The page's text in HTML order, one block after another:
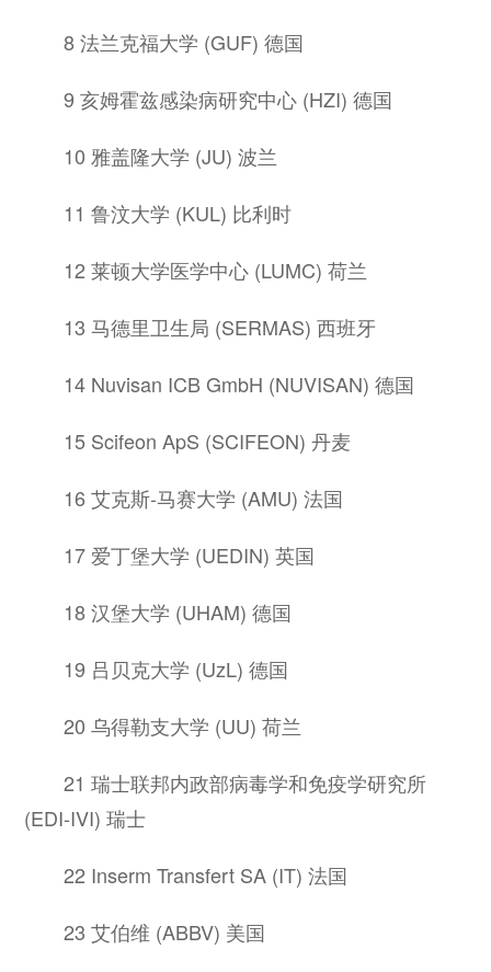
8 法兰克福大学 (GUF) 德国
9 亥姆霍兹感染病研究中心 (HZI) 德国
10 雅盖隆大学 (JU) 波兰
11 鲁汶大学 (KUL) 比利时
12 莱顿大学医学中心 (LUMC) 荷兰
13 马德里卫生局 (SERMAS) 西班牙
14 Nuvisan ICB GmbH (NUVISAN) 德国
15 Scifeon ApS (SCIFEON) 丹麦
16 艾克斯-马赛大学 (AMU) 法国
17 爱丁堡大学 (UEDIN) 英国
18 汉堡大学 (UHAM) 德国
19 吕贝克大学 (UzL) 德国
20 乌得勒支大学 (UU) 荷兰
21 瑞士联邦内政部病毒学和免疫学研究所
(EDI-IVI) 瑞士
22 Inserm Transfert SA (IT) 法国
23 艾伯维 (ABBV) 美国